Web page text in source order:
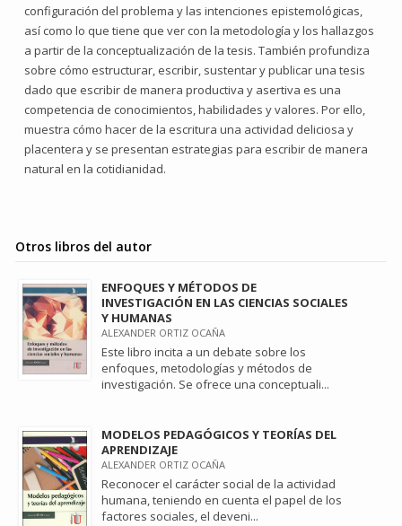
configuración del problema y las intenciones epistemológicas,
así como lo que tiene que ver con la metodología y los hallazgos
a partir de la conceptualización de la tesis. También profundiza
sobre cómo estructurar, escribir, sustentar y publicar una tesis
dado que escribir de manera productiva y asertiva es una
competencia de conocimientos, habilidades y valores. Por ello,
muestra cómo hacer de la escritura una actividad deliciosa y
placentera y se presentan estrategias para escribir de manera
natural en la cotidianidad.
Otros libros del autor
ENFOQUES Y MÉTODOS DE
INVESTIGACIÓN EN LAS CIENCIAS SOCIALES
Y HUMANAS
ALEXANDER ORTIZ OCAÑA
Este libro incita a un debate sobre los
enfoques, metodologías y métodos de
investigación. Se ofrece una conceptuali...
MODELOS PEDAGÓGICOS Y TEORÍAS DEL
APRENDIZAJE
ALEXANDER ORTIZ OCAÑA
Reconocer el carácter social de la actividad
humana, teniendo en cuenta el papel de los
factores sociales, el deveni...